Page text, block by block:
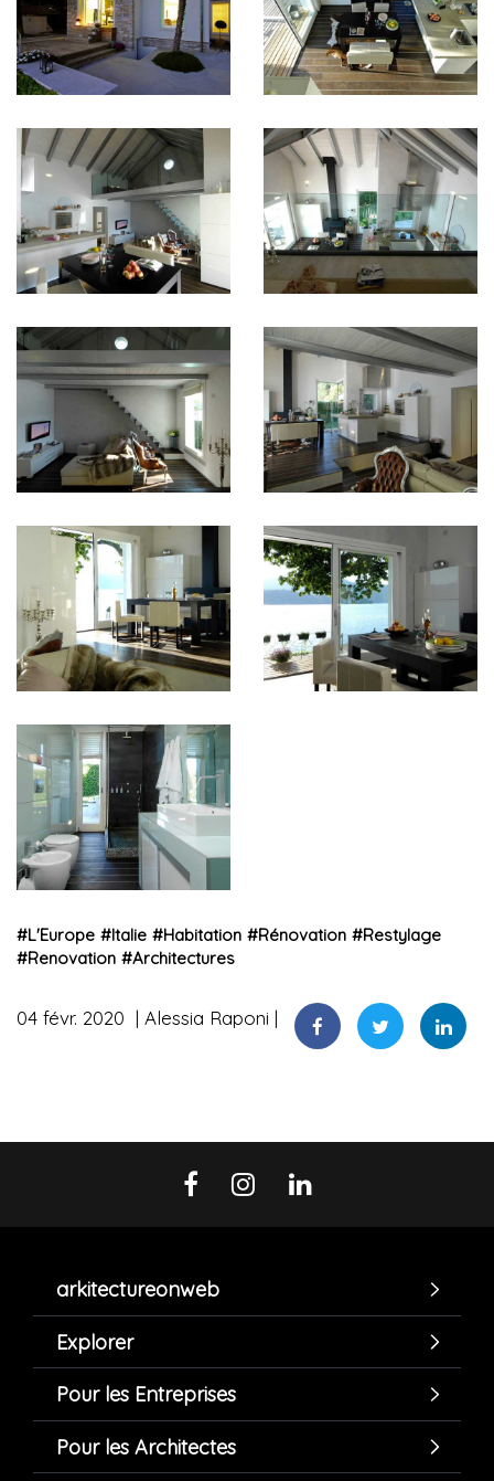
#L'Europe #Italie #Habitation #Rénovation #Restylage
#Renovation #Architectures
04 févr. 2020 Alessia Raponi
arkitectureonweb
Explorer
Pour les Entreprises
Pour les Architectes